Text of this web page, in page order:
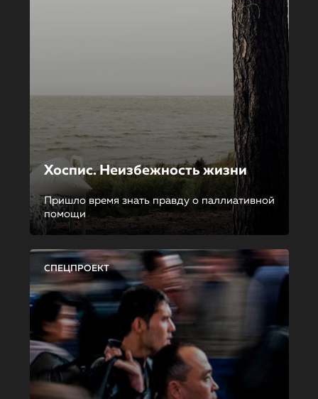
Хоспис. Неизбежность жизни
Пришло время знать правду о паллиативной
помощи
СПЕЦПРОЕКТ